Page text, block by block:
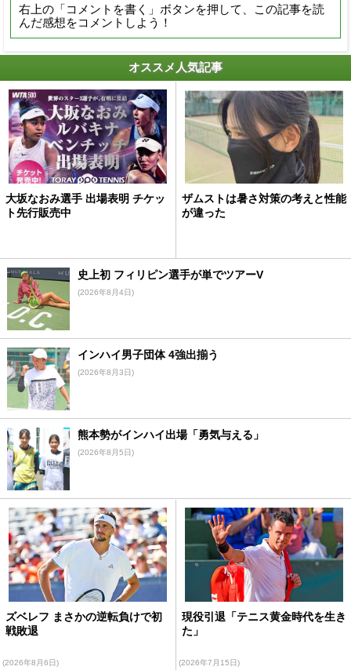
右上の「コメントを書く」ボタンを押して、この記事を読
んだ感想をコメントしよう！
オススメ人気記事
大坂なおみ選手 出場表明 チケッ
ト先行販売中
ザムストは暑さ対策の考えと性能
が違った
史上初 フィリピン選手が単でツアーV
(2026年8月4日)
インハイ男子団体 4強出揃う
(2026年8月3日)
熊本勢がインハイ出場「勇気与える」
(2026年8月5日)
ズベレフ まさかの逆転負けで初
戦敗退
(2026年8月6日)
現役引退「テニス黄金時代を生き
た」
(2026年7月15日)